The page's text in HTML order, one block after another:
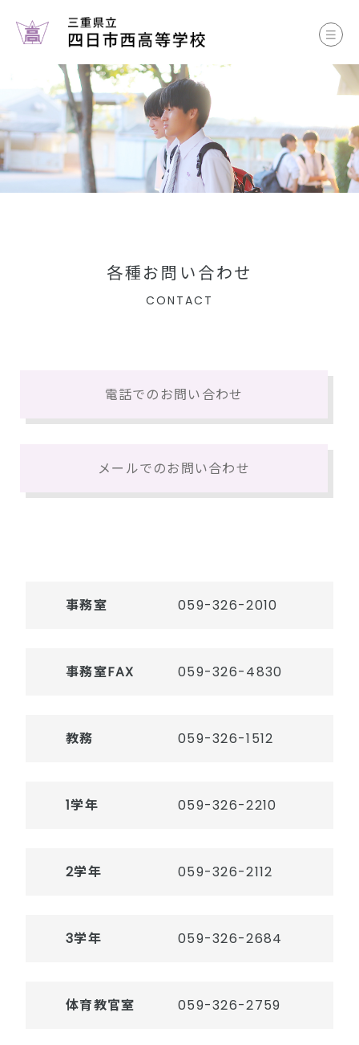
お知らせ
学校案内
コース案内
学校生活
各種お問い合わせ
CONTACT
電話でのお問い合わせ
メールでのお問い合わせ
事務室 059-326-2010
事務室FAX 059-326-4830
教務 059-326-1512
1学年 059-326-2210
2学年 059-326-2112
3学年 059-326-2684
体育教官室 059-326-2759